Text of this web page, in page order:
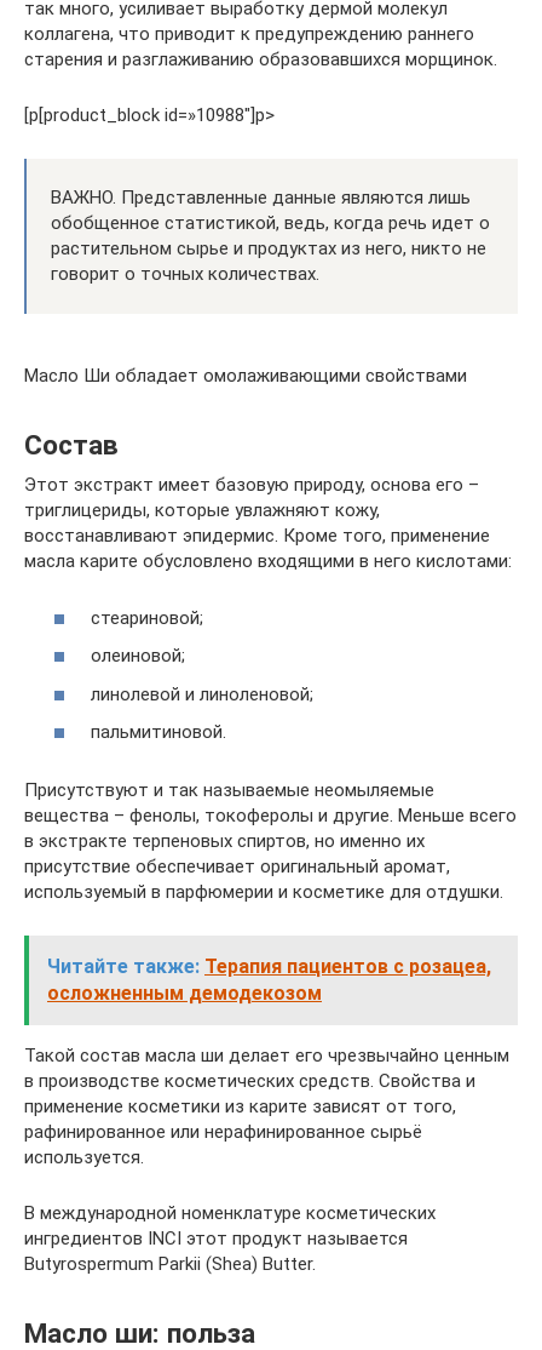
так много, усиливает выработку дермой молекул
коллагена, что приводит к предупреждению раннего
старения и разглаживанию образовавшихся морщинок.
[p[product_block id=»10988"]p>
ВАЖНО. Представленные данные являются лишь
обобщенное статистикой, ведь, когда речь идет о
растительном сырье и продуктах из него, никто не
говорит о точных количествах.
Масло Ши обладает омолаживающими свойствами
Состав
Этот экстракт имеет базовую природу, основа его –
триглицериды, которые увлажняют кожу,
восстанавливают эпидермис. Кроме того, применение
масла карите обусловлено входящими в него кислотами:
стеариновой;
олеиновой;
линолевой и линоленовой;
пальмитиновой.
Присутствуют и так называемые неомыляемые
вещества – фенолы, токоферолы и другие. Меньше всего
в экстракте терпеновых спиртов, но именно их
присутствие обеспечивает оригинальный аромат,
используемый в парфюмерии и косметике для отдушки.
Читайте также: Терапия пациентов с розацеа,
осложненным демодекозом
Такой состав масла ши делает его чрезвычайно ценным
в производстве косметических средств. Свойства и
применение косметики из карите зависят от того,
рафинированное или нерафинированное сырьё
используется.
В международной номенклатуре косметических
ингредиентов INCI этот продукт называется
Butyrospermum Parkii (Shea) Butter.
Масло ши: польза